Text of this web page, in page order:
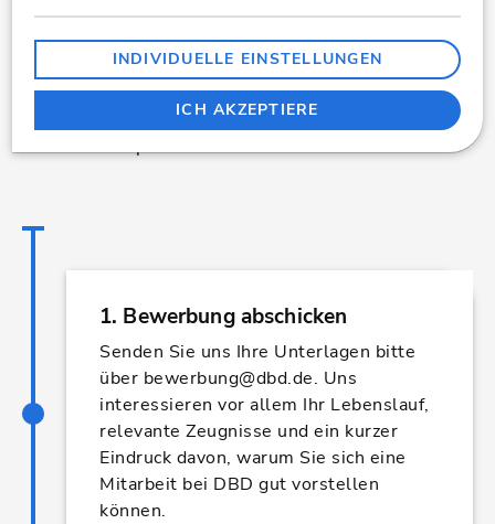
Eine Bewerbung ist für beide Seiten ein
Kennenlernen. Deshalb geht es bei uns auch darum,
ob Aufgaben und Erwartungen zueinander passen.
Auf der Jobseite und im Bewerbungsprozess bleiben
wir bewusst beim respektvollen »Sie« - im Team
wird daraus später meistens schnell ein »Du«.
1. Bewerbung abschicken
Senden Sie uns Ihre Unterlagen bitte
über bewerbung@dbd.de. Uns
interessieren vor allem Ihr Lebenslauf,
relevante Zeugnisse und ein kurzer
Eindruck davon, warum Sie sich eine
Mitarbeit bei DBD gut vorstellen
können.
INDIVIDUELLE EINSTELLUNGEN
ICH AKZEPTIERE